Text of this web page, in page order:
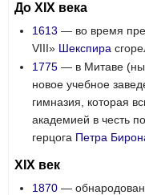
До XIX века
1613 — во время
VIII» Шекспира
1775 — в Митаве
новое учебное
гимназия, которая
академией в честь
герцога Петра
XIX век
1870 —